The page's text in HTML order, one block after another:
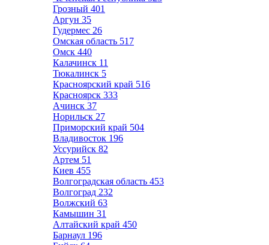
Грозный 401
Аргун 35
Гудермес 26
Омская область 517
Омск 440
Калачинск 11
Тюкалинск 5
Красноярский край 516
Красноярск 333
Ачинск 37
Норильск 27
Приморский край 504
Владивосток 196
Уссурийск 82
Артем 51
Киев 455
Волгоградская область 453
Волгоград 232
Волжский 63
Камышин 31
Алтайский край 450
Барнаул 196